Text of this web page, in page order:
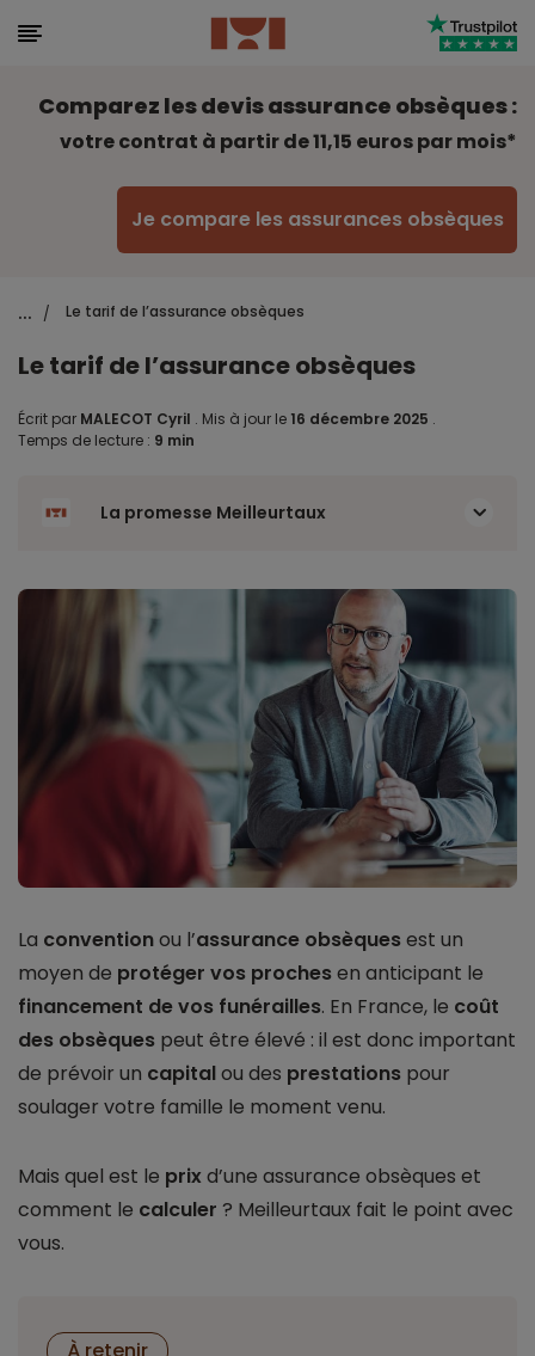
Comparez les devis assurance obsèques :
votre contrat à partir de 11,15 euros par mois*
Je compare les assurances obsèques
... / Le tarif de l’assurance obsèques
Le tarif de l’assurance obsèques
Écrit par MALECOT Cyril . Mis à jour le 16 décembre 2025 .
Temps de lecture : 9 min
La promesse Meilleurtaux
La conventionou l’assurance obsèquesest un
moyen de protéger vos prochesen anticipant le
financement de vos funérailles. En France, le coût
des obsèques peut être élevé : il est donc important
de prévoir un capitalou des prestations pour
soulager votre famille le moment venu.
Mais quel est le prix d’une assurance obsèques et
comment le calculer ? Meilleurtaux fait le point avec
vous.